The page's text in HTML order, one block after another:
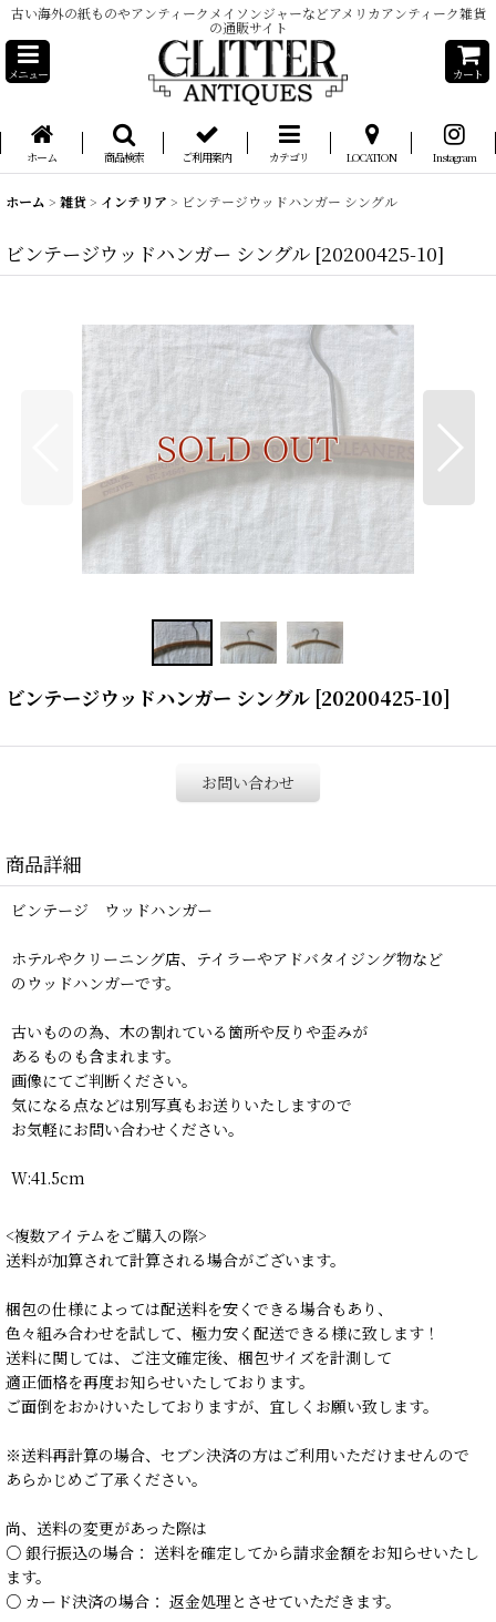
古い海外の紙ものやアンティークメイソンジャーなどアメリカアンティーク雑貨
の通販サイト
メニュー カート
ホーム 商品検索 ご利用案内 カテゴリ LOCATION Instagram
ホーム > 雑貨> インテリア > ビンテージウッドハンガー シングル
ビンテージウッドハンガー シングル [20200425-10]
ビンテージウッドハンガー シングル [20200425-10]
お問い合わせ
商品詳細
ビンテージ ウッドハンガー
ホテルやクリーニング店、テイラーやアドバタイジング物など
のウッドハンガーです。
古いものの為、木の割れている箇所や反りや歪みが
あるものも含まれます。
画像にてご判断ください。
気になる点などは別写真もお送りいたしますので
お気軽にお問い合わせください。
W:41.5cm
<複数アイテムをご購入の際>
送料が加算されて計算される場合がございます。
梱包の仕様によっては配送料を安くできる場合もあり、
色々組み合わせを試して、極力安く配送できる様に致します！
送料に関しては、ご注文確定後、梱包サイズを計測して
適正価格を再度お知らせいたしております。
ご面倒をおかけいたしておりますが、宜しくお願い致します。
※送料再計算の場合、セブン決済の方はご利用いただけませんので
あらかじめご了承ください。
尚、送料の変更があった際は
○ 銀行振込の場合： 送料を確定してから請求金額をお知らせいたし
ます。
○ カード決済の場合： 返金処理とさせていただきます。